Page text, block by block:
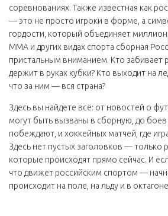
соревнованиях. Также известная как
— это не просто игроки в форме, а
гордости, который объединяет
ММА и других видах спорта сборная
пристальным вниманием. Кто забивает
держит в руках кубки? Кто выходит на
что за ним — вся страна?
Здесь вы найдете всё: от новостей о
могут быть вызваны в сборную, до боев
побеждают, и хоккейных матчей, где
Здесь нет пустых заголовков — только
которые происходят прямо сейчас. И
что движет российским спортом —
происходит на поле, на льду и в